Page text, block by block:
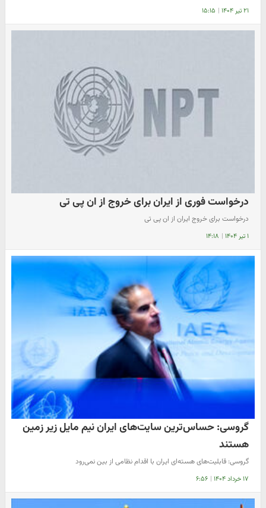
۲۱ تیر ۱۴۰۴ | ۱۵:۱۵
درخواست فوری از ایران برای خروج از ان پی تی
درخواست برای خروج ایران از ان پی تی
۱ تیر ۱۴۰۴ | ۱۴:۱۸
گروسی: حساس‌ترین سایت‌های ایران نیم مایل زیر زمین
هستند
گروسی: قابلیت‌های هسته‌ای ایران با اقدام نظامی از بین نمی‌رود
۱۷ خرداد ۱۴۰۴ | ۶:۵۶